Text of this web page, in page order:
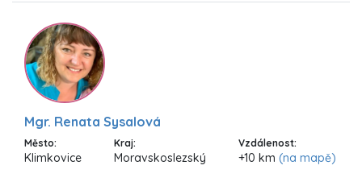
Mgr. Renata Sysalová
Město:
Klimkovice
Kraj:
Moravskoslezský
Vzdálenost:
+10 km (na mapě)